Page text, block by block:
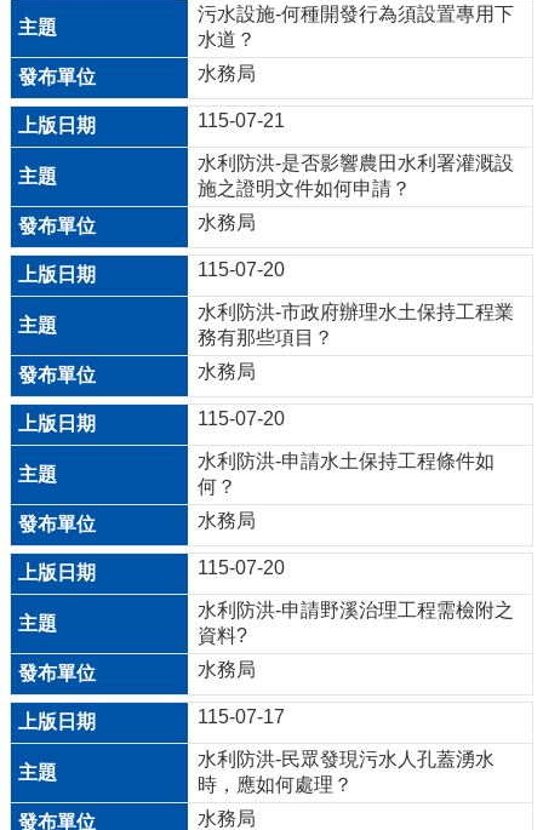
件
污
水
下
水
道
回
首
頁
站
導
覽
市
政
信
箱
常
見
問
答
E
g
污水設施-何種開發行為須設置專用下
水道？
水務局
115-07-21
水利防洪-是否影響農田水利署灌溉設
施之證明文件如何申請？
水務局
115-07-20
水利防洪-市政府辦理水土保持工程業
務有那些項目？
水務局
115-07-20
水利防洪-申請水土保持工程條件如
何？
水務局
115-07-20
水利防洪-申請野溪治理工程需檢附之
資料?
水務局
115-07-17
水利防洪-民眾發現污水人孔蓋湧水
時，應如何處理？
水務局